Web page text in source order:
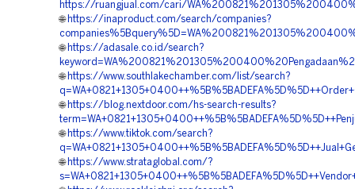
https://ruangjual.com/cari/
🌐 https://inaproduct.com/search/companies?
🌐 https://adasale.co.id/search?
🌐 https://www.southlakechamber.com/list/search?
🌐 https://blog.nextdoor.com/hs-search-results?
🌐 https://www.tiktok.com/search?
🌐 https://www.strataglobal.com/?